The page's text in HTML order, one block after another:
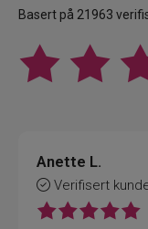
Basert på 21963
Anette L.
Verifisert